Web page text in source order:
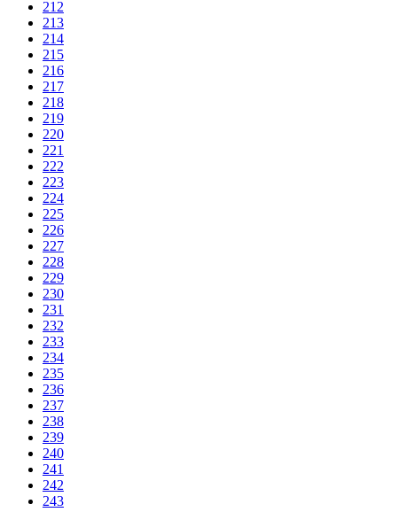
212
213
214
215
216
217
218
219
220
221
222
223
224
225
226
227
228
229
230
231
232
233
234
235
236
237
238
239
240
241
242
243